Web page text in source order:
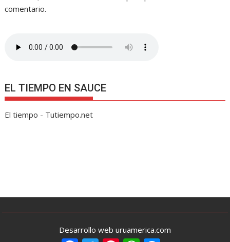
comentario.
EL TIEMPO EN SAUCE
El tiempo - Tutiempo.net
Desarrollo web uruamerica.com